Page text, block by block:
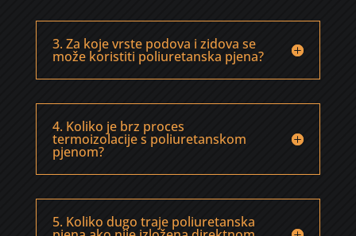
3. Za koje vrste podova i zidova se
može koristiti poliuretanska pjena?
4. Koliko je brz proces
termoizolacije s poliuretanskom
pjenom?
5. Koliko dugo traje poliuretanska